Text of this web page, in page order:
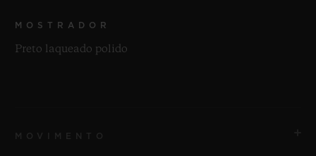
MOSTRADOR
Preto laqueado polido